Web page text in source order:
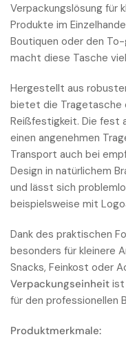
Verpackungslösung für
Produkte im
Boutiquen oder den
macht diese Tasche
Hergestellt aus
bietet die Tragetasche
Reißfestigkeit. Die fest
einen angenehmen
Transport auch bei
Design in natürlichem
und lässt sich
beispielsweise mit
Dank des praktischen
besonders für kleinere
Snacks, Feinkost oder
Verpackungseinheit ist
für den professionellen
Produktmerkmale: